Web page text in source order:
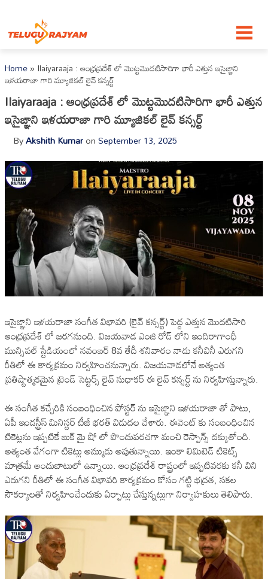
Home»Ilaiyaraaja : ఆంధ్రప్రదేశ్ లో మొట్టమొదటిసారిగా భారీ ఎత్తున ఇసైఙ్ఞాని
ఇళయరాజా గారి మ్యూజికల్ లైవ్ కన్సర్ట్
Ilaiyaraaja : ఆంధ్రప్రదేశ్ లో మొట్టమొదటిసారిగా భారీ ఎత్తున
ఇసైఙ్ఞాని ఇళయరాజా గారి మ్యూజికల్ లైవ్ కన్సర్ట్
ByAkshith KumaronSeptember 13, 2025
ఇసైఙ్ఞాని ఇళయరాజా సంగీత విభావరి (లైవ్ కన్సర్ట్) పెద్ద ఎత్తున మొదటిసారి
ఆంధ్రప్రదేశ్ లో జరగనుంది. విజయవాడ ఎంజి రోడ్ లోని ఇందిరాగాంధీ
మున్సిపల్ స్టేడియంలో నవంబర్ 8వ తేదీ శనివారం నాడు కనీవినీ ఎరుగని
రీతిలో ఈ కార్యక్రమం నిర్వహించనున్నారు. విజయవాడలోనే అత్యంత
ప్రతిష్టాత్మకమైన ట్రెండ్ సెట్టర్స్ లైవ్ సుధాకర్ ఈ లైవ్‌ కన్సర్ట్‌ ను నిర్వహిస్తున్నారు.
ఈ సంగీత కచ్చేరికి సంబంధించిన పోస్టర్‌ ను ఇసైఙ్ఞాని ఇళయరాజా తో పాటు,
ఏపీ ఇండస్ట్రీస్ మినిస్టర్ టీజీ భరత్ విడుదల చేశారు. ఈవెంట్ కు సంబంధించిన
టికెట్లను ఇప్పటికే బుక్ మై షో లో పొందుపరచగా మంచి రెస్పాన్స్ దక్కుతోంది.
అత్యంత వేగంగా టికెట్లు అమ్ముడు అవుతున్నాయి. ఇంకా లిమిటెడ్ టికెట్స్
మాత్రమే అందుబాటులో ఉన్నాయి. ఆంధ్రప్రదేశ్ రాష్ట్రంలో ఇప్పటివరకు కనీ విని
ఎరుగని రీతిలో ఈ సంగీత విభావరి కార్యక్రమం కోసం గట్టి భద్రత, సకల
సౌకర్యాలతో నిర్వహించేందుకు ఏర్పాట్లు చేస్తున్నట్లుగా నిర్వాహకులు తెలిపారు.